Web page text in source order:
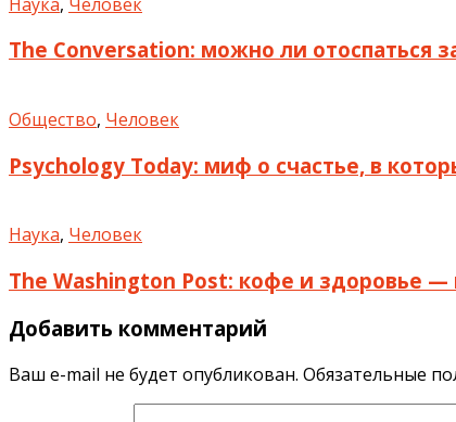
The Conversation: можно ли отоспаться
Общество, Человек
Psychology Today: миф о счастье, в
Наука, Человек
The Washington Post: кофе и здоровье
Добавить комментарий
Ваш e-mail не будет опубликован. Обязательные